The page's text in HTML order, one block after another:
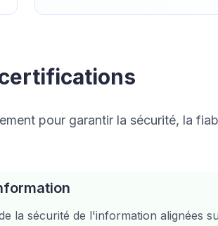
pour garantir la sécurité, la
la sécurité de l'information alignées